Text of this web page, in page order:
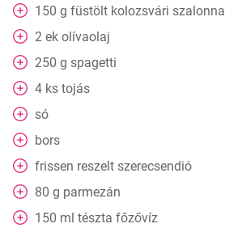
150 g füstölt kolozsvári szalonna
2 ek olívaolaj
250 g spagetti
4 ks tojás
só
bors
frissen reszelt szerecsendió
80 g parmezán
150 ml tészta főzővíz